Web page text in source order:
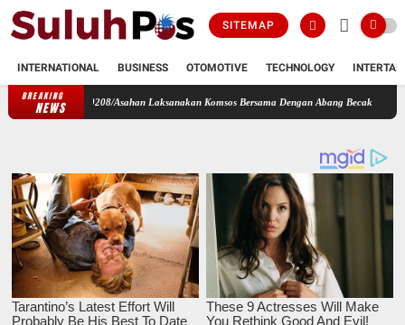
SITEMAP
INTERNATIONAL BUSINESS OTOMOTIVE TECHNOLOGY
BREAKING
NEWS
0208/Asahan Laksanakan Komsos Bersama Dengan Abang Becak Perbaharui Data